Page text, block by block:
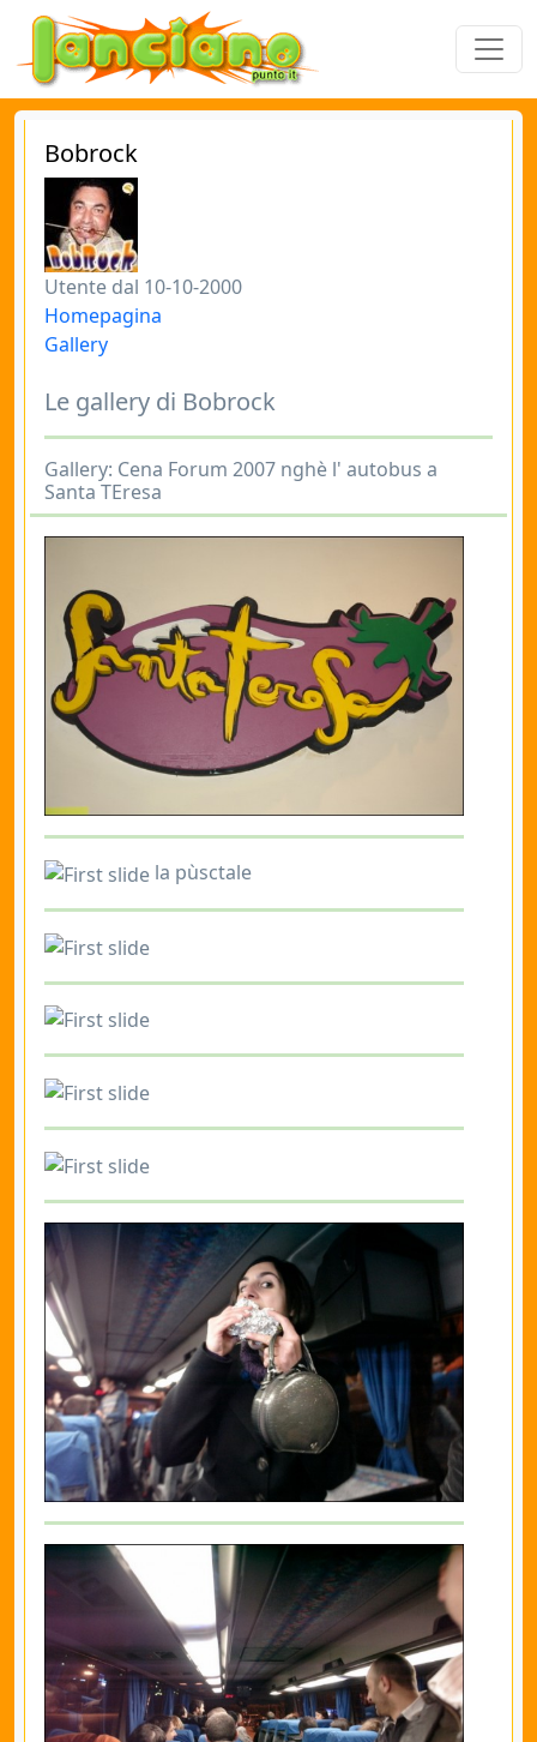
Bobrock
Utente dal 10-10-2000
Homepagina
Gallery
Le gallery di Bobrock
Gallery: Cena Forum 2007 nghè l' autobus a
Santa TEresa
la pùsctale